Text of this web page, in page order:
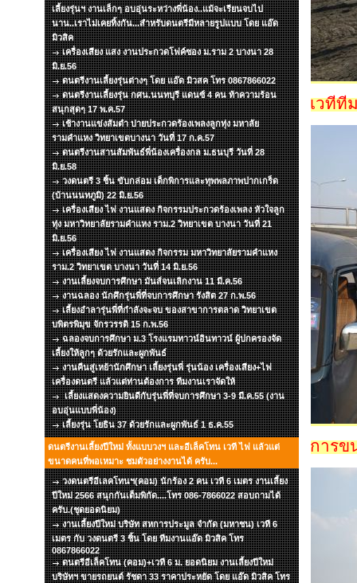
เลี้ยงรุ่นฯ งานเล็กๆ อบอุ่นระหว่างพี่น้อง..แม้จะเรียนจบไป
นาน..เราไม่เคยทิ้งกัน...สำหรับดนตรีมีหลายรูปแบบ โดย แอ๊ด
มิวสิค
เครื่องเสียง แสง งานประกวดโฟค์ซอง ม.ราม 2 บางนา 28
มิ.ย.56
ดนตรีงานเลี้ยงรุ่นต่างๆ โดย แอ๊ด มิวสค โทร 0867866022
ดนตรีงานเลี้ยงรุ่น กศน.นนทบุรี แดนซ์ 4 คน ท้าความร้อน
สนุกสุดๆ 17 พ.ค.57
เช้างานแข่งส้มตำ บ่ายประกวดร้องเพลงลูกทุ่ง มหาลัย
รามคำแหง วิทยาเขตบางนา วันที่ 17 ก.ค.57
ดนตรีงานสานสัมพันธ์พี่น้องเครื่องกล ม.ธนบุรี วันที่ 28
มิ.ย.58
วงดนตรี 3 ชิ้น ขับกล่อม เด็กพิการและทุพพลภาพปากเกร็ด
(บ้านนนทภูมิ) 22 มิ.ย.56
เครื่องเสียง ไฟ งานแสดง กิจกรรมประกวดร้องเพลง หัวใจลูก
ทุ่ง มหาวิทยาลัยรามคำแหง ราม.2 วิทยาเขต บางนา วันที่ 21
มิ.ย.56
เครื่องเสียง ไฟ งานแสดง กิจกรรม มหาวิทยาลัยรามคำแหง
ราม.2 วิทยาเขต บางนา วันที่ 14 มิ.ย.56
งานเลี้ยงจบการศึกษา มันส์จนเลิกงาน 11 มี.ค.56
งานฉลอง นักศึกรุ่นพี่ที่จบการศึกษา รังสิต 27 ก.พ.56
เลี้ยงอำลารุ่นพี่ที่กำลังจะจบ ของสาขาการตลาด วิทยาเขต
บพิตรพิมุข จักรวรรดิ 15 ก.พ.56
ฉลองจบการศึกษา ม.3 โรงแรมทาวน์อินทาวน์ ผู้ปกครองจัด
เลี้ยงให้ลูกๆ ด้วยรักและผูกพันธ์
งานคืนสู่เหย้านักศึกษา เลี้ยงรุ่นพี่ รุ่นน้อง เครื่องเสียง+ไฟ
เครื่องดนตรี แล้วแต่ท่านต้องการ ทีมงานเราจัดให้
เลี้ยงแสดงความยินดีกับรุ่นพี่ที่จบการศึกษา 3-9 มี.ค.55 (งาน
อบอุ่นแบบพี่น้อง)
เลี้ยงรุ่น โยธิน 37 ด้วยรักและผูกพันธ์ 1 ธ.ค.55
ดนตรีงานเลี้ยงปีใหม่ ทั้งแบบวงฯ และอีเล็คโทน เวที ไฟ แล้วแต่
ขนาดคนที่พอเหมาะ ชมตัวอย่างงานได้ ครับ...
วงดนตรีอีเลคโทนฯ(คอม) นักร้อง 2 คน เวที 6 เมตร งานเลี้ยง
ปีใหม่ 2566 สนุกกันเต็มพิกัด....โทร 086-7866022 สอบถามได้
ครับ.(ชุดยอดนิยม)
งานเลี้ยงปีใหม่ บริษัท สหการประมูล จำกัด (มหาชน) เวที 6
เมตร กับ วงดนตรี 3 ชิ้น โดย ทีมงานแอ๊ด มิวสิค โทร
0867866022
ดนตรีอีเล็คโทน (คอม)+เวที 6 ม. ยอดนิยม งานเลี้ยงปีใหม่
บริษัทฯ ขายรถยนต์ รัชดา 33 ราคาประหยัด โดย แอ๊ด มิวสิค โทร
เวทีที
การข